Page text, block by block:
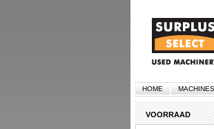
HOME
VOORRAAD